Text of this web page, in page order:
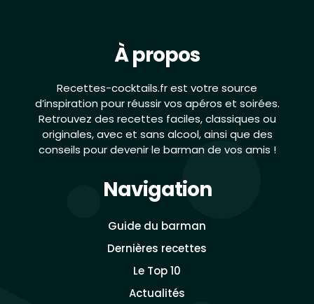
À propos
Recettes-cocktails.fr est votre source
d’inspiration pour réussir vos apéros et soirées.
Retrouvez des recettes faciles, classiques ou
originales, avec et sans alcool, ainsi que des
conseils pour devenir le barman de vos amis !
Navigation
Guide du barman
Dernières recettes
Le Top 10
Actualités